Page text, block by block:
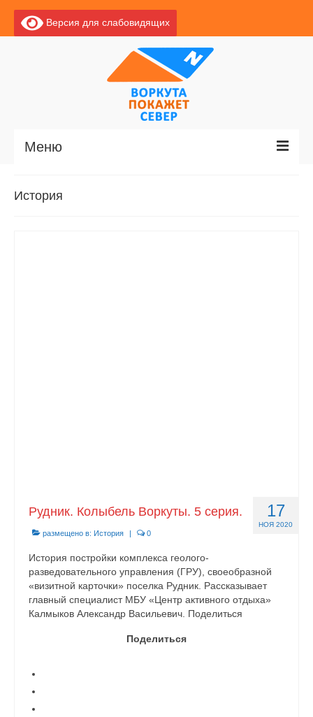
Версия для слабовидящих
Меню
История
17
НОЯ 2020
Рудник. Колыбель Воркуты. 5 серия.
размещено в: История | 0
История постройки комплекса геолого-
разведовательного управления (ГРУ), своеобразной
«визитной карточки» поселка Рудник. Рассказывает
главный специалист МБУ «Центр активного отдыха»
Калмыков Александр Васильевич. Поделиться
Поделиться